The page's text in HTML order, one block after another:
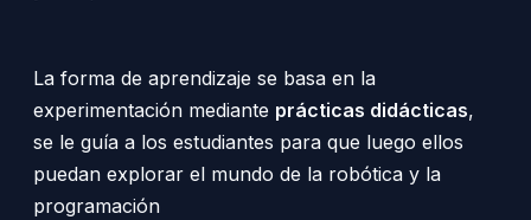
La forma de aprendizaje se basa en la
experimentación mediante prácticas didácticas,
se le guía a los estudiantes para que luego ellos
puedan explorar el mundo de la robótica y la
programación